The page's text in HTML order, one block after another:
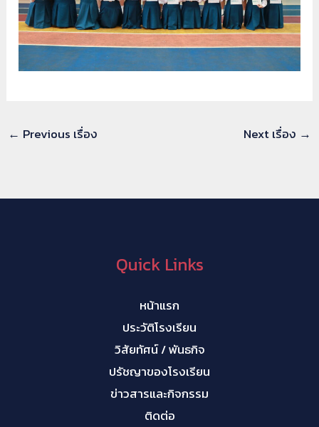
← Previous เรื่อง Next เรื่อง →
Quick Links
หน้าแรก
ประวัติโรงเรียน
วิสัยทัศน์ / พันธกิจ
ปรัชญาของโรงเรียน
ข่าวสารและกิจกรรม
ติดต่อ